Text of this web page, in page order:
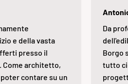
e della vasta
presso il
Come architetto,
contare su un
Da
Borgo
tutto